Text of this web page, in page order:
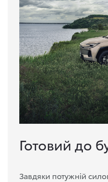
Готовий до
Завдяки потужній